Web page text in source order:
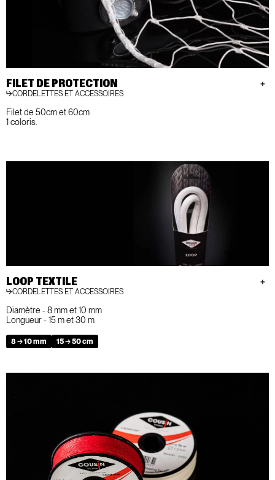
FILET DE PROTECTION
CORDELETTES ET ACCESSOIRES
Filet de 50cm et 60cm
1 coloris.
LOOP TEXTILE
CORDELETTES ET ACCESSOIRES
Diamètre - 8 mm et 10 mm
Longueur - 15 m et 30 m
8 → 10 mm 15 → 50 cm